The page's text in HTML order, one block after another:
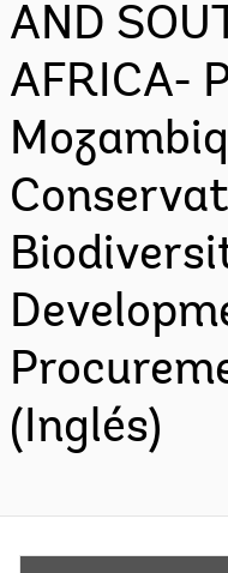
AND
AFRICA-
(Inglés)